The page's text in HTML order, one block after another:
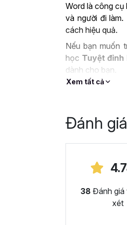
Word là công cụ
và người đi
cách hiệu quả.
Nếu bạn muốn
học Tuyệt đỉnh
dành cho bạn.
ỨNG
Microsoft Word
cung cấp các
Soạn thảo
văn bản
chính và nhiều
nghiệp như bài
Xem tất cả
Đánh
38 Đánh giá
xét